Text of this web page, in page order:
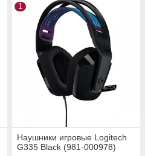
1
Наушники игровые Logitech
G335 Black (981-000978)